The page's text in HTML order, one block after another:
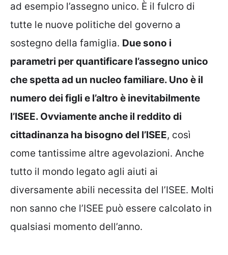
ad esempio l’assegno unico. È il fulcro di
tutte le nuove politiche del governo a
sostegno della famiglia. Due sono i
parametri per quantificare l’assegno unico
che spetta ad un nucleo familiare. Uno è il
numero dei figli e l’altro è inevitabilmente
l’ISEE. Ovviamente anche il reddito di
cittadinanza ha bisogno del l’ISEE, così
come tantissime altre agevolazioni. Anche
tutto il mondo legato agli aiuti ai
diversamente abili necessita del l’ISEE. Molti
non sanno che l’ISEE può essere calcolato in
qualsiasi momento dell’anno.